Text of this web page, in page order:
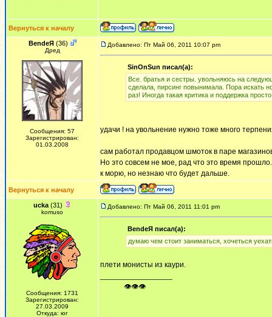
Вернуться к началу
BendeЯ(36)
Дред
Сообщения: 57
Зарегистрирован:
01.03.2008
Добавлено: Пт Май 06, 2011 10:07 pm
SinOnSun писал(а):
Все. братья и сестры. увольняюсь на
сделала, пирсинг повынимала. Пора искать
раз! Иногда такая критика и поддержка
удачи ! на увольнение нужно тоже много
сам работал продавцом шмоток в паре
Но это совсем не мое, рад что это время
к морю, но незнаю что будет дальше.
Вернуться к началу
ucka (31)
komuso
Сообщения: 1731
Зарегистрирован:
27.03.2009
Откуда: юг
Добавлено: Пт Май 06, 2011 11:01 pm
BendeЯ писал(а):
думаю чем стоит заниматься, хочеться
плети монисты из каури.
ᅠ ᅠ ᅠ👁👁👁